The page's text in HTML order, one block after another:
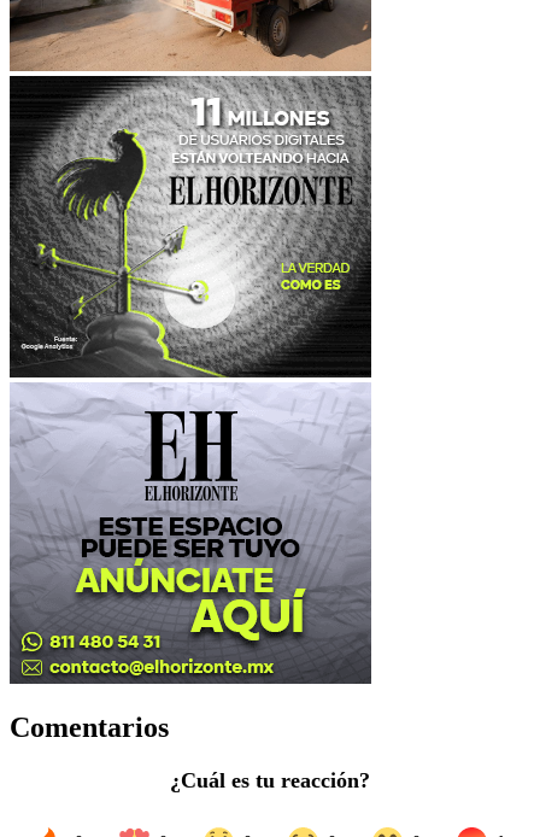
Comentarios